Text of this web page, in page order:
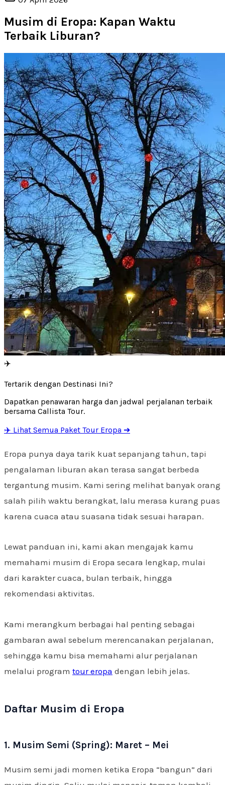
Musim di Eropa: Kapan Waktu
Terbaik Liburan?
✈️
Tertarik dengan Destinasi Ini?
Dapatkan penawaran harga dan jadwal perjalanan terbaik
bersama Callista Tour.
✈️ Lihat Semua Paket Tour Eropa ➔
Eropa punya daya tarik kuat sepanjang tahun, tapi
pengalaman liburan akan terasa sangat berbeda
tergantung musim. Kami sering melihat banyak orang
salah pilih waktu berangkat, lalu merasa kurang puas
karena cuaca atau suasana tidak sesuai harapan.
Lewat panduan ini, kami akan mengajak kamu
memahami musim di Eropa secara lengkap, mulai
dari karakter cuaca, bulan terbaik, hingga
rekomendasi aktivitas.
Kami merangkum berbagai hal penting sebagai
gambaran awal sebelum merencanakan perjalanan,
sehingga kamu bisa memahami alur perjalanan
melalui program tour eropa dengan lebih jelas.
Daftar Musim di Eropa
1. Musim Semi (Spring): Maret – Mei
Musim semi jadi momen ketika Eropa “bangun” dari